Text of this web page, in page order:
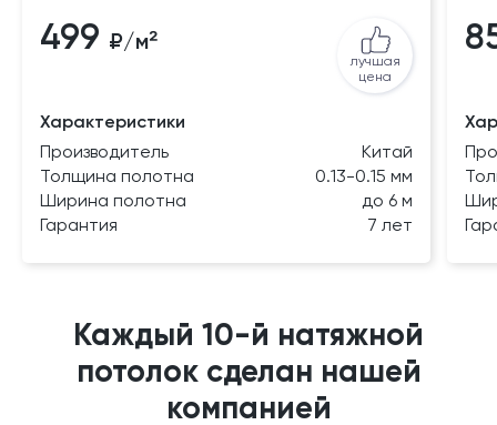
499 ₽/м²
лучшая
цена
Характеристики
Производитель
Китай
Толщина полотна
0.13-0.15 мм
Ширина полотна
до 6 м
Гарантия
7 лет
Каждый 10-й натяжной
потолок сделан нашей
компанией